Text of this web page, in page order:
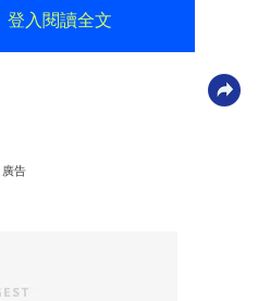
登入閱讀全文
廣告